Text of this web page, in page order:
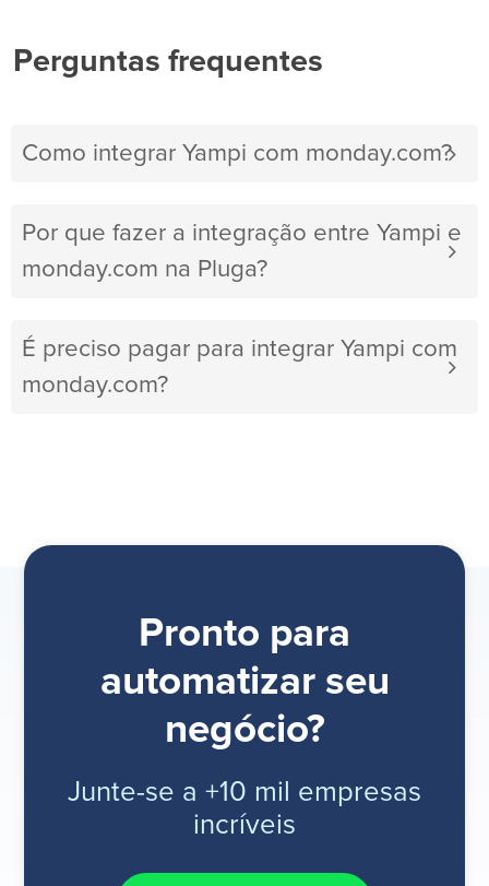
Perguntas frequentes
Como integrar Yampi com monday.com?
Por que fazer a integração entre Yampi e
monday.com na Pluga?
É preciso pagar para integrar Yampi com
monday.com?
Pronto para
automatizar seu
negócio?
Junte-se a +10 mil empresas
incríveis